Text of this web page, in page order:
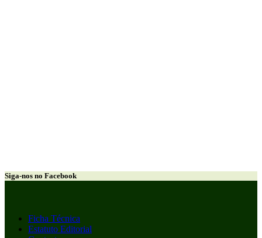
Siga-nos no Facebook
Ficha Técnica
Estatuto Editorial